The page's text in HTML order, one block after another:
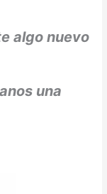
algo nuevo
una